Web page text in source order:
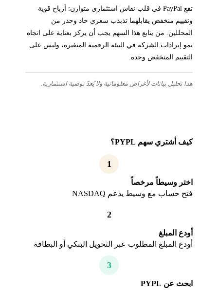
تقع PayPal في قلب نقاش استثماري متوازن: أرباح قوية
وتقييم منخفض يقابلهما تذبذب سعري حاد وحذر من
المحللين. من يتابع هذا السهم يجب أن يركز بعناية على اتجاه
نمو إيرادات الشركة في البيئة الرقمية المتغيرة، وليس على
التقييم المنخفض وحده.
هذا تحليل بيانات لأغراض معلوماتية ولا يُعدّ توصية استثمارية.
كيف أشتري سهم PYPL؟
1
اختر وسيطاً مرخصاً
فتح حساب مع وسيط يدعم NASDAQ
2
أودع المبلغ
أودع المبلغ المطلوب عبر التحويل البنكي أو البطاقة
3
ابحث عن PYPL